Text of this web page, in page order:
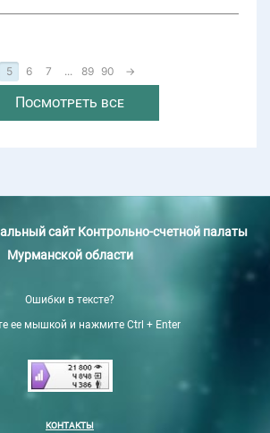
5 6 7 ... 89 90 →
Посмотреть все
сайт Контрольно-счетной палаты
Мурманской области
Ошибки в тексте?
ее мышкой и нажмите Ctrl + Enter
КОНТАКТЫ